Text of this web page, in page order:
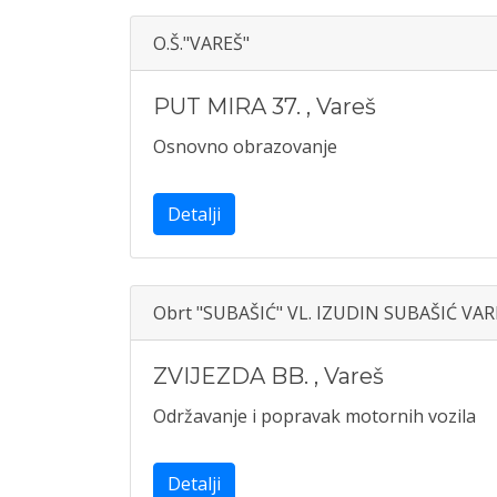
O.Š."VAREŠ"
PUT MIRA 37. , Vareš
Osnovno obrazovanje
Detalji
Obrt "SUBAŠIĆ" VL. IZUDIN SUBAŠIĆ
ZVIJEZDA BB. , Vareš
Održavanje i popravak motornih vozila
Detalji